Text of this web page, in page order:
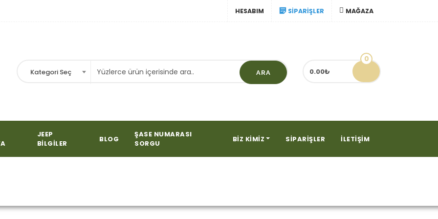
HESABIM SIPARIŞLER MAĞAZA
Kategori Seç ARA 0.00₺
0
JEEP
BILGILER
BLOG
ŞASE NUMARASI
SORGU
BIZ KIMIZ SIPARIŞLER İLETIŞIM